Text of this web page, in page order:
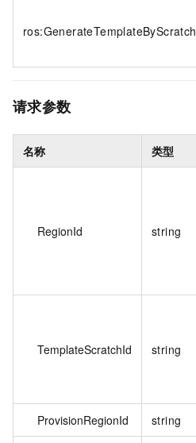
ros:GenerateTemplateByScratch
请求参数
名称 类型
RegionId string
TemplateScratchId string
ProvisionRegionId string